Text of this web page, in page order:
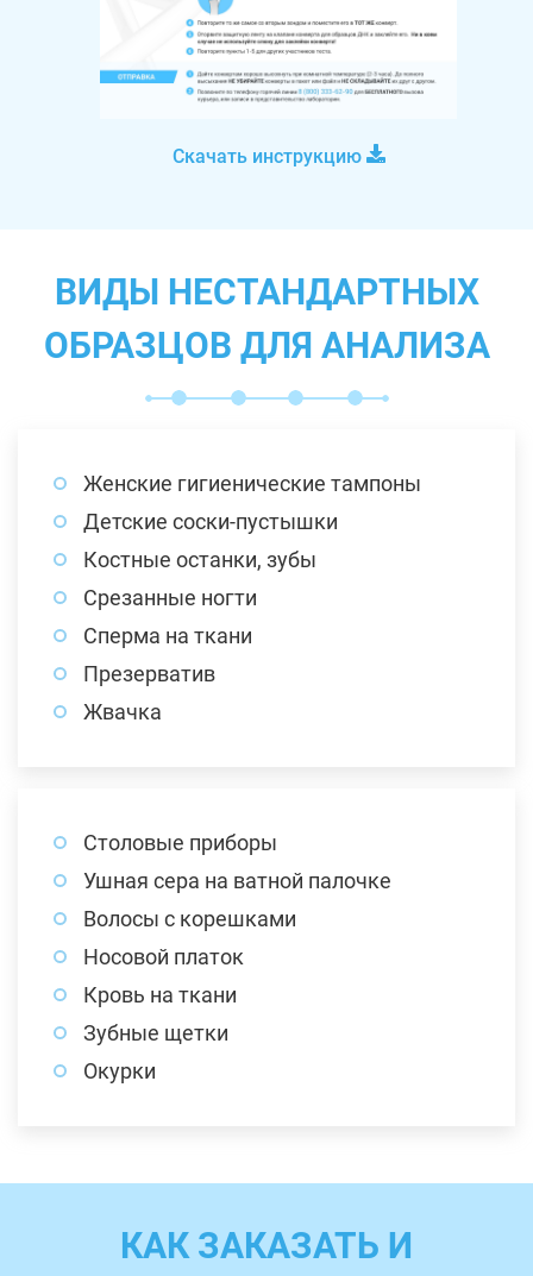
Скачать инструкцию
ВИДЫ НЕСТАНДАРТНЫХ
ОБРАЗЦОВ ДЛЯ АНАЛИЗА
Женские гигиенические тампоны
Детские соски-пустышки
Костные останки, зубы
Срезанные ногти
Сперма на ткани
Презерватив
Жвачка
Столовые приборы
Ушная сера на ватной палочке
Волосы с корешками
Носовой платок
Кровь на ткани
Зубные щетки
Окурки
КАК ЗАКАЗАТЬ И